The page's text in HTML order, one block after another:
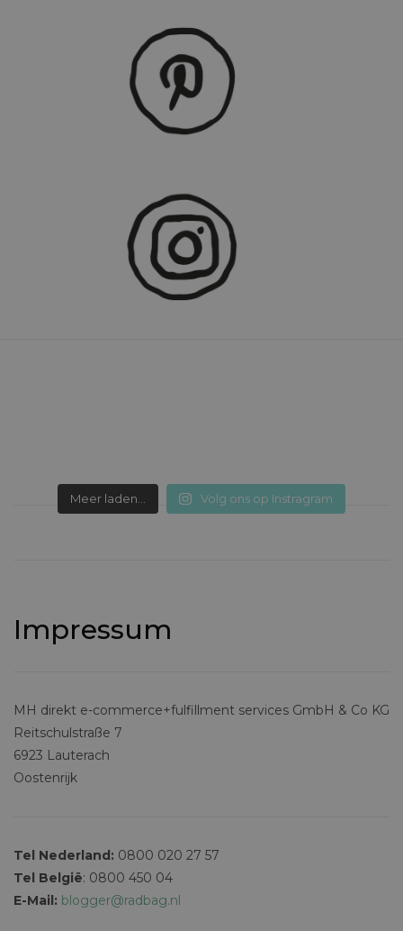
Meer laden... Volg ons op Instragram
Impressum
MH direkt e-commerce+fulfillment services GmbH & Co KG
Reitschulstraße 7
6923 Lauterach
Oostenrijk
Tel Nederland: 0800 020 27 57
Tel België: 0800 450 04
E-Mail: blogger@radbag.nl